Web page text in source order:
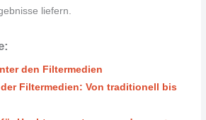
liefern.
den Filtermedien
Filtermedien: Von traditionell bis